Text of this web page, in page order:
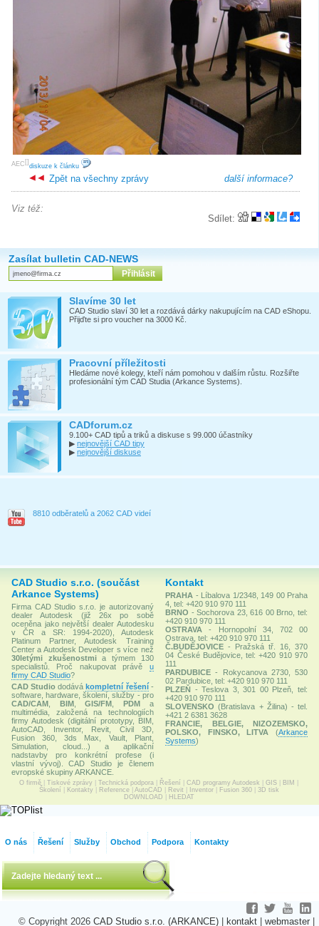
[
AEC ]
diskuze k článku
další informace?
Zpět na všechny zprávy
Sdílet:
Viz též:
Zasílat bulletin CAD-NEWS
Slavíme 30 let
CAD Studio slaví 30 let a rozdává dárky nakupujícím na CAD eShopu.
Přijďte si pro voucher na 3000 Kč.
Pracovní příležitosti
Hledáme nové kolegy, kteří nám pomohou v dalším růstu. Rozšiřte
profesionální tým CAD Studia (Arkance Systems).
CADforum.cz
9.100+ CAD tipů a triků a diskuse s 99.000 účastníky
▶ nejnovější CAD tipy
▶ nejnovější diskuse
8810 odběratelů a 2062 CAD videí
CAD Studio s.r.o. (součást
Arkance Systems)
Firma CAD Studio s.r.o. je autorizovaný
dealer Autodesk (již 26x po sobě
oceněna jako největší dealer Autodesku
v ČR a SR: 1994-2020), Autodesk
Platinum Partner, Autodesk Training
Center a Autodesk Developer s více než
30letými zkušenostmia týmem 130
specialistů. Proč nakupovat právě u
firmy CAD Studio?
CAD Studio dodávákompletní řešení-
software, hardware, školení, služby - pro
CAD/CAM
BIM,GIS/FM ,PDM a
multimédia, založená na technologiích
firmy Autodesk (digitální prototypy, BIM,
AutoCAD, Inventor, Revit, Civil 3D,
Fusion 360, 3ds Max, Vault, Plant,
Simulation, cloud...) a aplikační
nadstavby pro konkrétní profese (i
vlastní vývoj). CAD Studio je členem
evropské skupiny ARKANCE.
Kontakt
PRAHA - Líbalova 1/2348, 149 00 Praha
4, tel: +420 910 970 111
BRNO - Sochorova 23, 616 00 Brno, tel:
+420 910 970 111
OSTRAVA
- Hornopolní 34, 702 00
Ostrava, tel: +420 910 970 111
Č.BUDĚJOVICE - Pražská tř. 16, 370
04 České Budějovice, tel: +420 910 970
111
PARDUBICE - Rokycanova 2730, 530
02 Pardubice, tel: +420 910 970 111
PLZEŇ - Teslova 3, 301 00 Plzeň, tel:
+420 910 970 111
SLOVENSKO (Bratislava + Žilina) - tel.
+421 2 6381 3628
FRANCIE, BELGIE, NIZOZEMSKO,
POLSKO, FINSKO, LITVA
(Arkance
Systems)
O firmě Tiskové zprávy Technická podpora Řešení CAD programy Autodesk GIS BIM
Školení
Kontakty Reference| AutoCAD Revit Inventor| Fusion 360| 3D tisk
DOWNLOAD
HLEDAT
O nás Řešení Služby Obchod Podpora Kontakty
© Copyright 2026 CAD Studio s.r.o. (ARKANCE) kontakt webmaster